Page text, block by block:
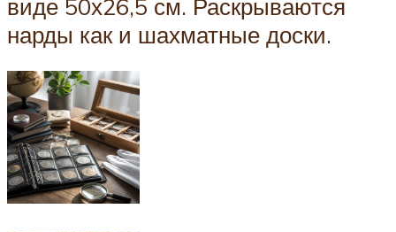
виде 50х26,5 см. Раскрываются
нарды как и шахматные доски.